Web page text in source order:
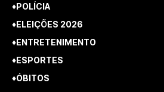
♦POLÍCIA
♦ELEIÇÕES 2026
♦ENTRETENIMENTO
♦ESPORTES
♦ÓBITOS